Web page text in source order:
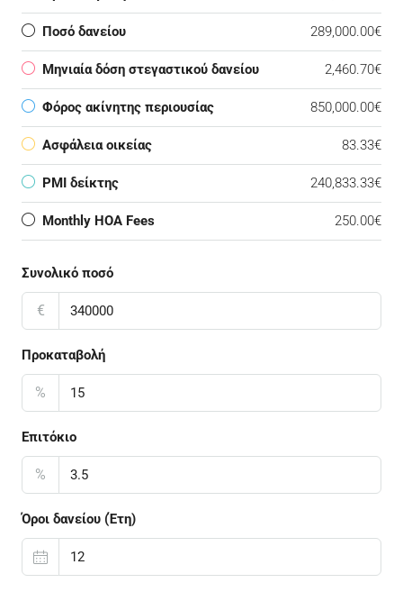
Ποσό δανείου 289,000.00€
Μηνιαία δόση στεγαστικού δανείου 2,460.70€
Φόρος ακίνητης περιουσίας 850,000.00€
Ασφάλεια οικείας 83.33€
PMI δείκτης 240,833.33€
Monthly HOA Fees 250.00€
Συνολικό ποσό
€
Προκαταβολή
%
Επιτόκιο
%
Όροι δανείου (Έτη)